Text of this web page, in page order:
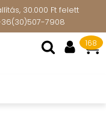
30.000 Ft felett
7908
168